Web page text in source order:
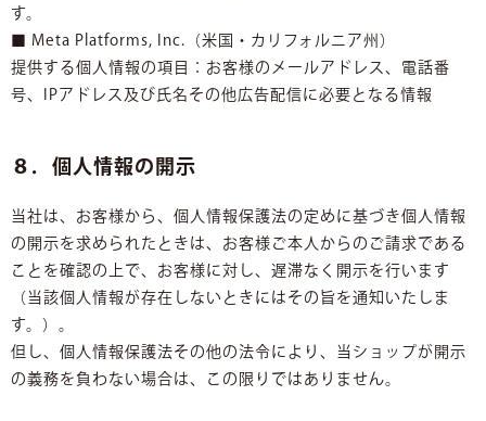
す。
■ Meta Platforms, Inc.（米国・カリフォルニア州）
提供する個人情報の項目：お客様のメールアドレス、電話番
号、IPアドレス及び氏名その他広告配信に必要となる情報
８．個人情報の開示
当社は、お客様から、個人情報保護法の定めに基づき個人情報
の開示を求められたときは、お客様ご本人からのご請求である
ことを確認の上で、お客様に対し、遅滞なく開示を行います
（当該個人情報が存在しないときにはその旨を通知いたしま
す。）。
但し、個人情報保護法その他の法令により、当ショップが開示
の義務を負わない場合は、この限りではありません。